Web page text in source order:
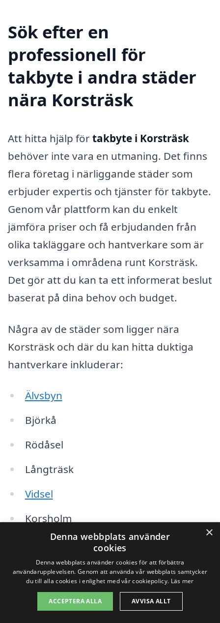
Sök efter en
professionell för
takbyte i andra städer
nära Korsträsk
Att hitta hjälp förtakbyte i Korsträsk
behöver inte vara en utmaning. Det finns
flera företag i närliggande städer som
erbjuder expertis och tjänster för takbyte.
Genom vår plattform kan du enkelt
jämföra priser och få erbjudanden från
olika takläggare och hantverkare som är
verksamma i områdena runt Korsträsk.
Det gör att du kan ta ett informerat beslut
baserat på dina behov och budget.
Några av de städer som ligger nära
Korsträsk och där du kan hitta duktiga
hantverkare inkluderar:
Älvsbyn
Björkå
Rödåsel
Långträsk
Vidsel
Korsholm
Nyborg
Mörligt
Hjulsjö
×
Denna webbplats använder
cookies
Denna webbplats använder cookies för att förbättra
användarupplevelsen. Genom att använda vår webbplats samtycker
du till alla cookies i enlighet med vår cookiepolicy. Läs mer
ACCEPTERA ALLA AVVISA ALLT